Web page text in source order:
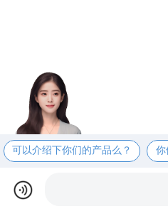
可以介绍下你们的产品么？ 你